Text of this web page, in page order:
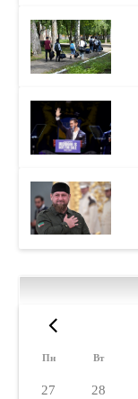
Пн Вт
27 28